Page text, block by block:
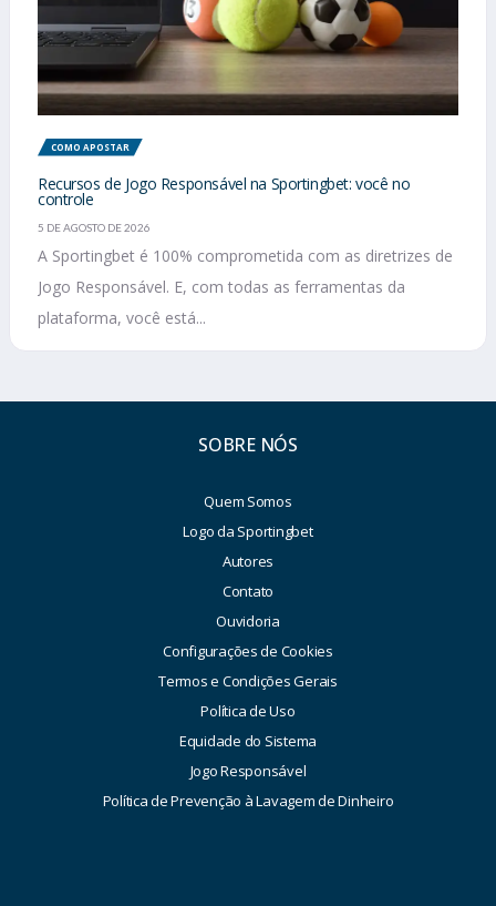
COMO APOSTAR
Recursos de Jogo Responsável na Sportingbet: você no
controle
5 DE AGOSTO DE 2026
A Sportingbet é 100% comprometida com as diretrizes de
Jogo Responsável. E, com todas as ferramentas da
plataforma, você está...
SOBRE NÓS
Quem Somos
Logo da Sportingbet
Autores
Contato
Ouvidoria
Configurações de Cookies
Termos e Condições Gerais
Política de Uso
Equidade do Sistema
Jogo Responsável
Política de Prevenção à Lavagem de Dinheiro